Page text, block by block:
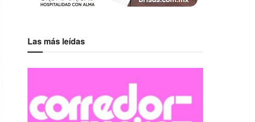
Las más leídas